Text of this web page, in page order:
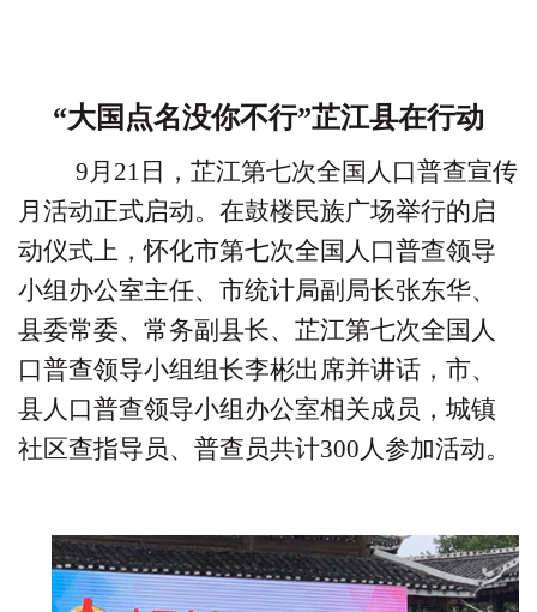
“大国点名没你不行”芷江县在行动
9 月 21 日，芷江第七次全国人口普查宣传
月活动正式启动。在鼓楼民族广场举行的启
动仪式上，怀化市第七次全国人口普查领导
小组办公室主任、市统计局副局长张东华、
县委常委、常务副县长、芷江第七次全国人
口普查领导小组组长李彬出席并讲话，市、
县人口普查领导小组办公室相关成员，城镇
社区查指导员、普查员共计300 人参加活动。